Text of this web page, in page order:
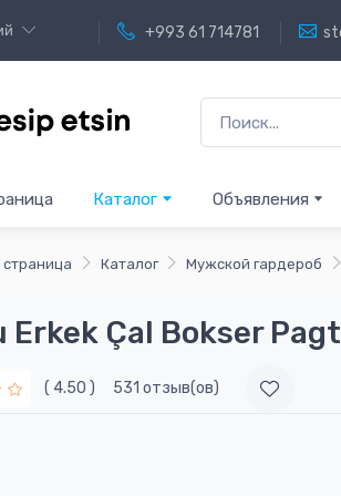
+993 61 714781
Каталог Объявления
страница Каталог Мужской гардероб
Erkek Çal Bokser
( 4.50 ) 531 отзыв(ов)